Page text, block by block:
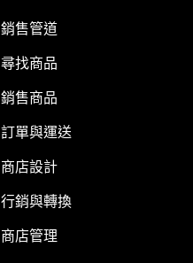
銷售管道
尋找商品
銷售商品
訂單與運送
商店設計
行銷與轉換
商店管理